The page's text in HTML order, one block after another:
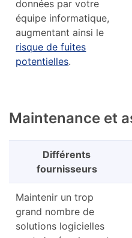
données par votre
équipe informatique,
augmentant ainsi le
risque de fuites
potentielles.
Maintenance et
Différents
fournisseurs
Maintenir un trop
grand nombre de
solutions logicielles